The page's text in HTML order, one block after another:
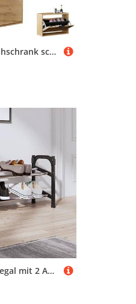
Planetmöbel Schuhschrank schmal inkl. ovaler Spiegel mit Beleuchtung (2 Lichtstufen), Schuhkommode mit 1 Klappe Schuhregal mit 2 Ablagen, Garderobe Set, 60 x 23 x 42,5 cm, Gold Eiche
MOBCANT Schuhregal mit 2 Ablagen Ausziehbar 119x24x37 cm, Schuhaufbewahrung Shoe Cabinet Shoe Rack Schuhkommode Geeignet für Wohnheim Garderobe Flur Wohnzimmer